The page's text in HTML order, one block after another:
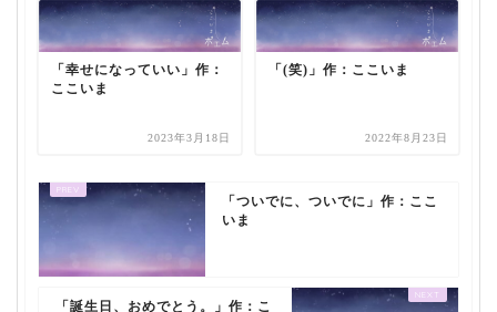
「幸せになっていい」作：
ここいま
2023年3月18日
「(笑)」作：ここいま
2022年8月23日
「ついでに、ついでに」作：ここ
いま
「誕生日、おめでとう。」作：こ